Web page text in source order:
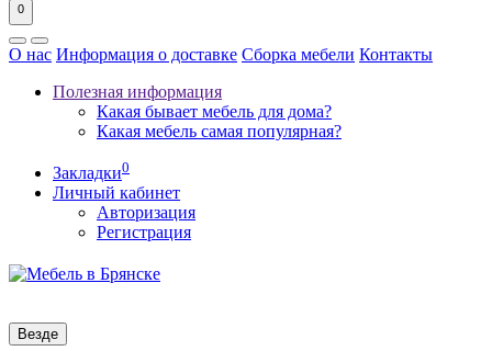
0
О нас Информация о доставке Сборка мебели Контакты
Полезная информация
Какая бывает мебель для дома?
Какая мебель самая популярная?
Закладки0
Личный кабинет
Авторизация
Регистрация
Везде